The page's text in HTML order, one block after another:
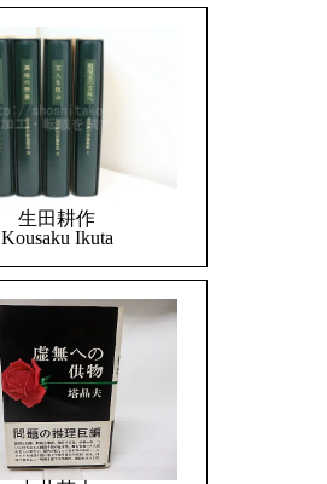
生田耕作
Kousaku Ikuta